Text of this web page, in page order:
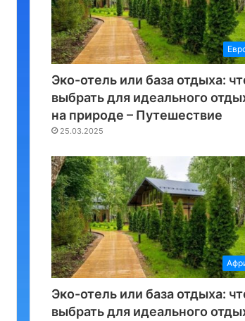
Эко-отель или база отдыха:
выбрать для идеального
на природе – Путешествие
25.03.2025
Эко-отель или база отдыха:
выбрать для идеального